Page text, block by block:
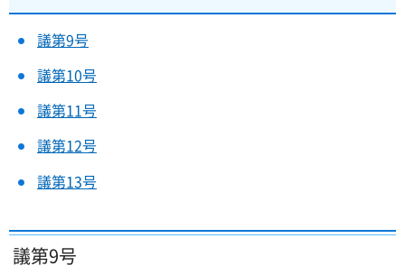
議第9号
議第10号
議第11号
議第12号
議第13号
議第9号